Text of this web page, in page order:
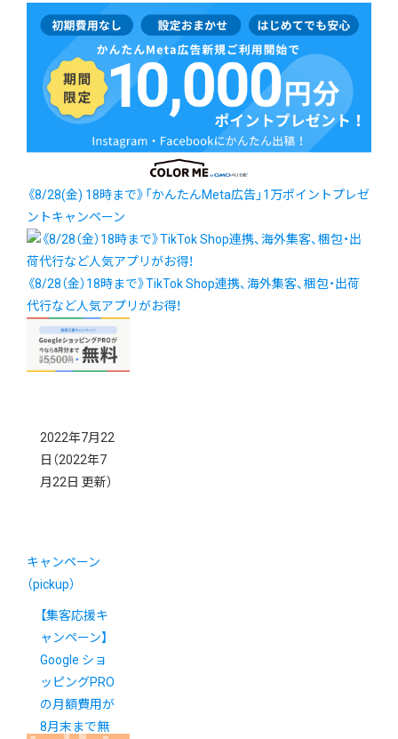
《8/28(金) 18時まで》「かんたんMeta広告」1万ポイントプレゼ
ントキャンペーン
《8/28（金）18時まで》TikTok Shop連携、海外集客、梱包・出荷
代行など人気アプリがお得！
2022年7月22
日 （2022年7
月22日 更新）
キャンペーン
（pickup）
【集客応援キ
ャンペーン】
Google ショ
ッピングPRO
の月額費用が
8月末まで無